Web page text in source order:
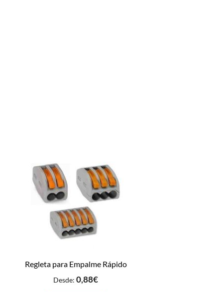
Regleta para Empalme Rápido
Desde:0,88€